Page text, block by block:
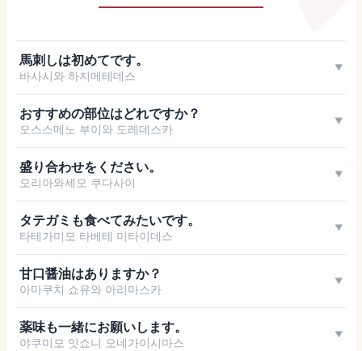
馬刺しは初めてです。
바사시와 하지메테데스
▼
おすすめの部位はどれですか？
오스스메노 부이와 도레데스카
▼
盛り合わせをください。
모리아와세오 쿠다사이
▼
タテガミも食べてみたいです。
타테가미모 타베테 미타이데스
▼
甘口醤油はありますか？
아마쿠치 쇼유와 아리마스카
▼
薬味も一緒にお願いします。
야쿠미모 잇쇼니 오네가이시마스
▼